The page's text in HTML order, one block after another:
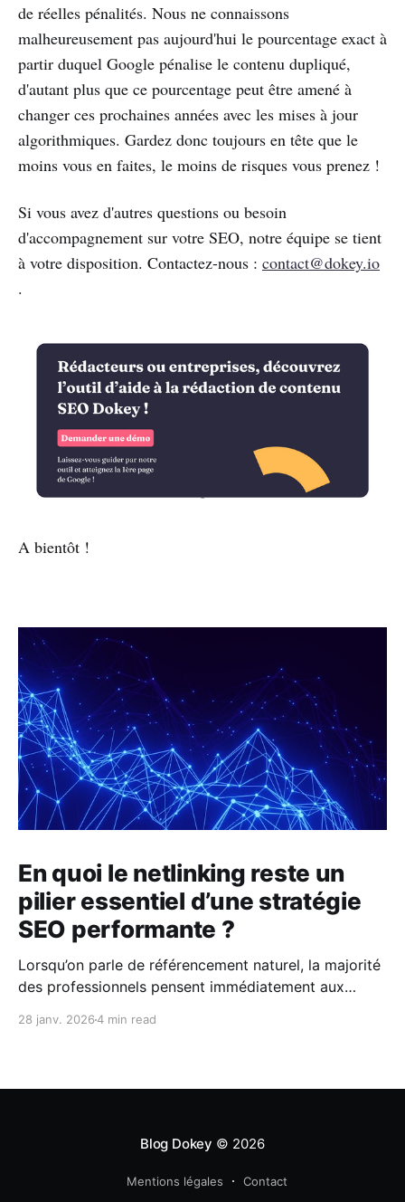
de réelles pénalités. Nous ne connaissons
malheureusement pas aujourd'hui le pourcentage exact à
partir duquel Google pénalise le contenu dupliqué,
d'autant plus que ce pourcentage peut être amené à
changer ces prochaines années avec les mises à jour
algorithmiques. Gardez donc toujours en tête que le
moins vous en faites, le moins de risques vous prenez !
Si vous avez d'autres questions ou besoin
d'accompagnement sur votre SEO, notre équipe se tient
à votre disposition. Contactez-nous : contact@dokey.io
.
A bientôt !
En quoi le netlinking reste un
pilier essentiel d’une stratégie
SEO performante ?
Lorsqu’on parle de référencement naturel, la majorité
des professionnels pensent immédiatement aux
d’un site. Ces leviers sont évidemment fondamentaux.
28 janv. 20264 min read
Blog Dokey © 2026
Mentions légales Contact